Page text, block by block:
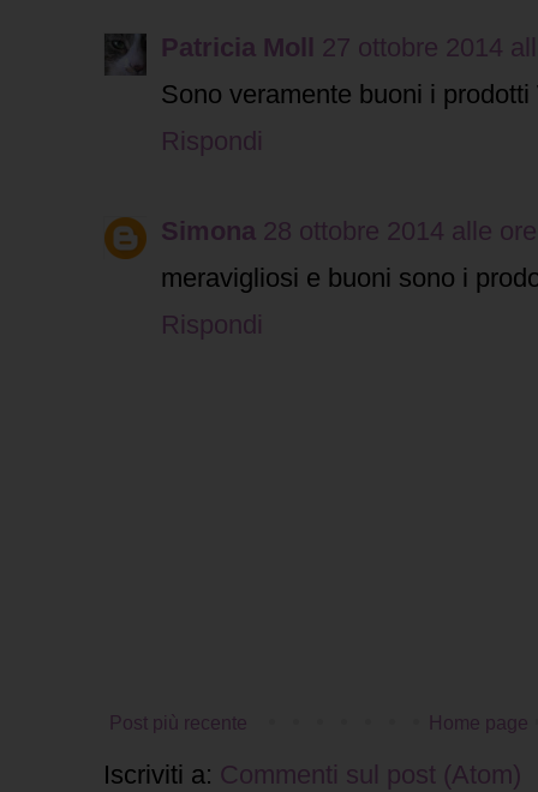
Patricia Moll
27 ottobre 2014
Sono veramente buoni i
Rispondi
Simona 28 ottobre 2014 alle
meravigliosi e buoni sono i
Rispondi
Post più recente Home page
Iscriviti a: Commenti sul post (Atom)